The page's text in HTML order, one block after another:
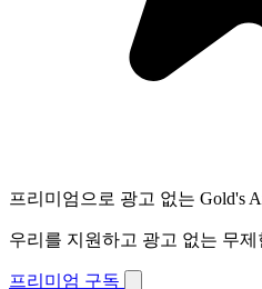
프리미엄으로 광고 없는 Gold's
우리를 지원하고 광고 없는 무
프리미엄 구독